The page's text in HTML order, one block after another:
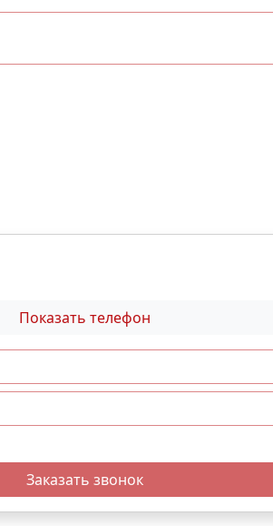
Показать телефон
Заказать звонок